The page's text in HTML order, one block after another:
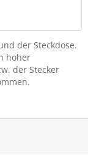
der Steckdose.
hoher
der Stecker